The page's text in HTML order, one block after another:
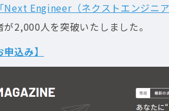
Engineer（ネクストエンジニア
2,000人を突破いたしました。
込み】